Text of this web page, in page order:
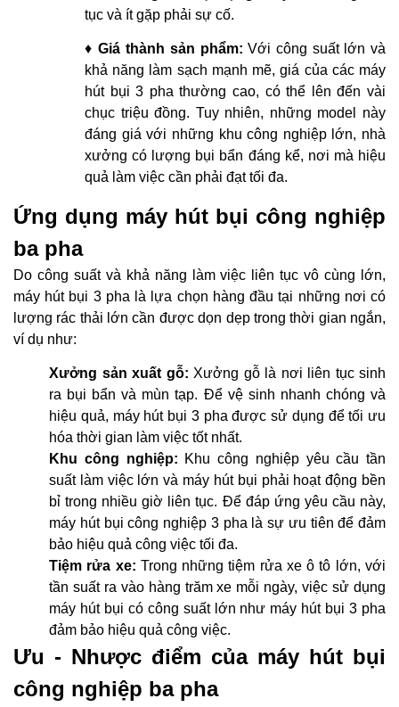
tục và ít gặp phải sự cố.
♦Giá thành sản phẩm: Với công suất lớn và
khả năng làm sạch mạnh mẽ, giá của các máy
hút bụi 3 pha thường cao, có thể lên đến vài
chục triệu đồng. Tuy nhiên, những model này
đáng giá với những khu công nghiệp lớn, nhà
xưởng có lượng bụi bẩn đáng kể, nơi mà hiệu
quả làm việc cần phải đạt tối đa.
Ứng dụng máy hút bụi công nghiệp
ba pha
Do công suất và khả năng làm việc liên tục vô cùng lớn,
máy hút bụi 3 pha là lựa chọn hàng đầu tại những nơi có
lượng rác thải lớn cần được dọn dẹp trong thời gian ngắn,
ví dụ như:
Xưởng sản xuất gỗ: Xưởng gỗ là nơi liên tục sinh
ra bụi bẩn và mùn tạp. Để vệ sinh nhanh chóng và
hiệu quả, máy hút bụi 3 pha được sử dụng để tối ưu
hóa thời gian làm việc tốt nhất.
Khu công nghiệp: Khu công nghiệp yêu cầu tần
suất làm việc lớn và máy hút bụi phải hoạt động bền
bỉ trong nhiều giờ liên tục. Để đáp ứng yêu cầu này,
máy hút bụi công nghiệp 3 pha là sự ưu tiên để đảm
bảo hiệu quả công việc tối đa.
Tiệm rửa xe: Trong những tiệm rửa xe ô tô lớn, với
tần suất ra vào hàng trăm xe mỗi ngày, việc sử dụng
máy hút bụi có công suất lớn như máy hút bụi 3 pha
đảm bảo hiệu quả công việc.
Ưu - Nhược điểm của máy hút bụi
công nghiệp ba pha